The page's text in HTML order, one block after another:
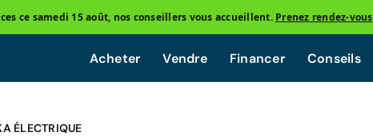
ce samedi 15 août, nos conseillers vous accueillent. Prenez rendez-vous
Acheter Vendre Financer Conseils
ÉLECTRIQUE